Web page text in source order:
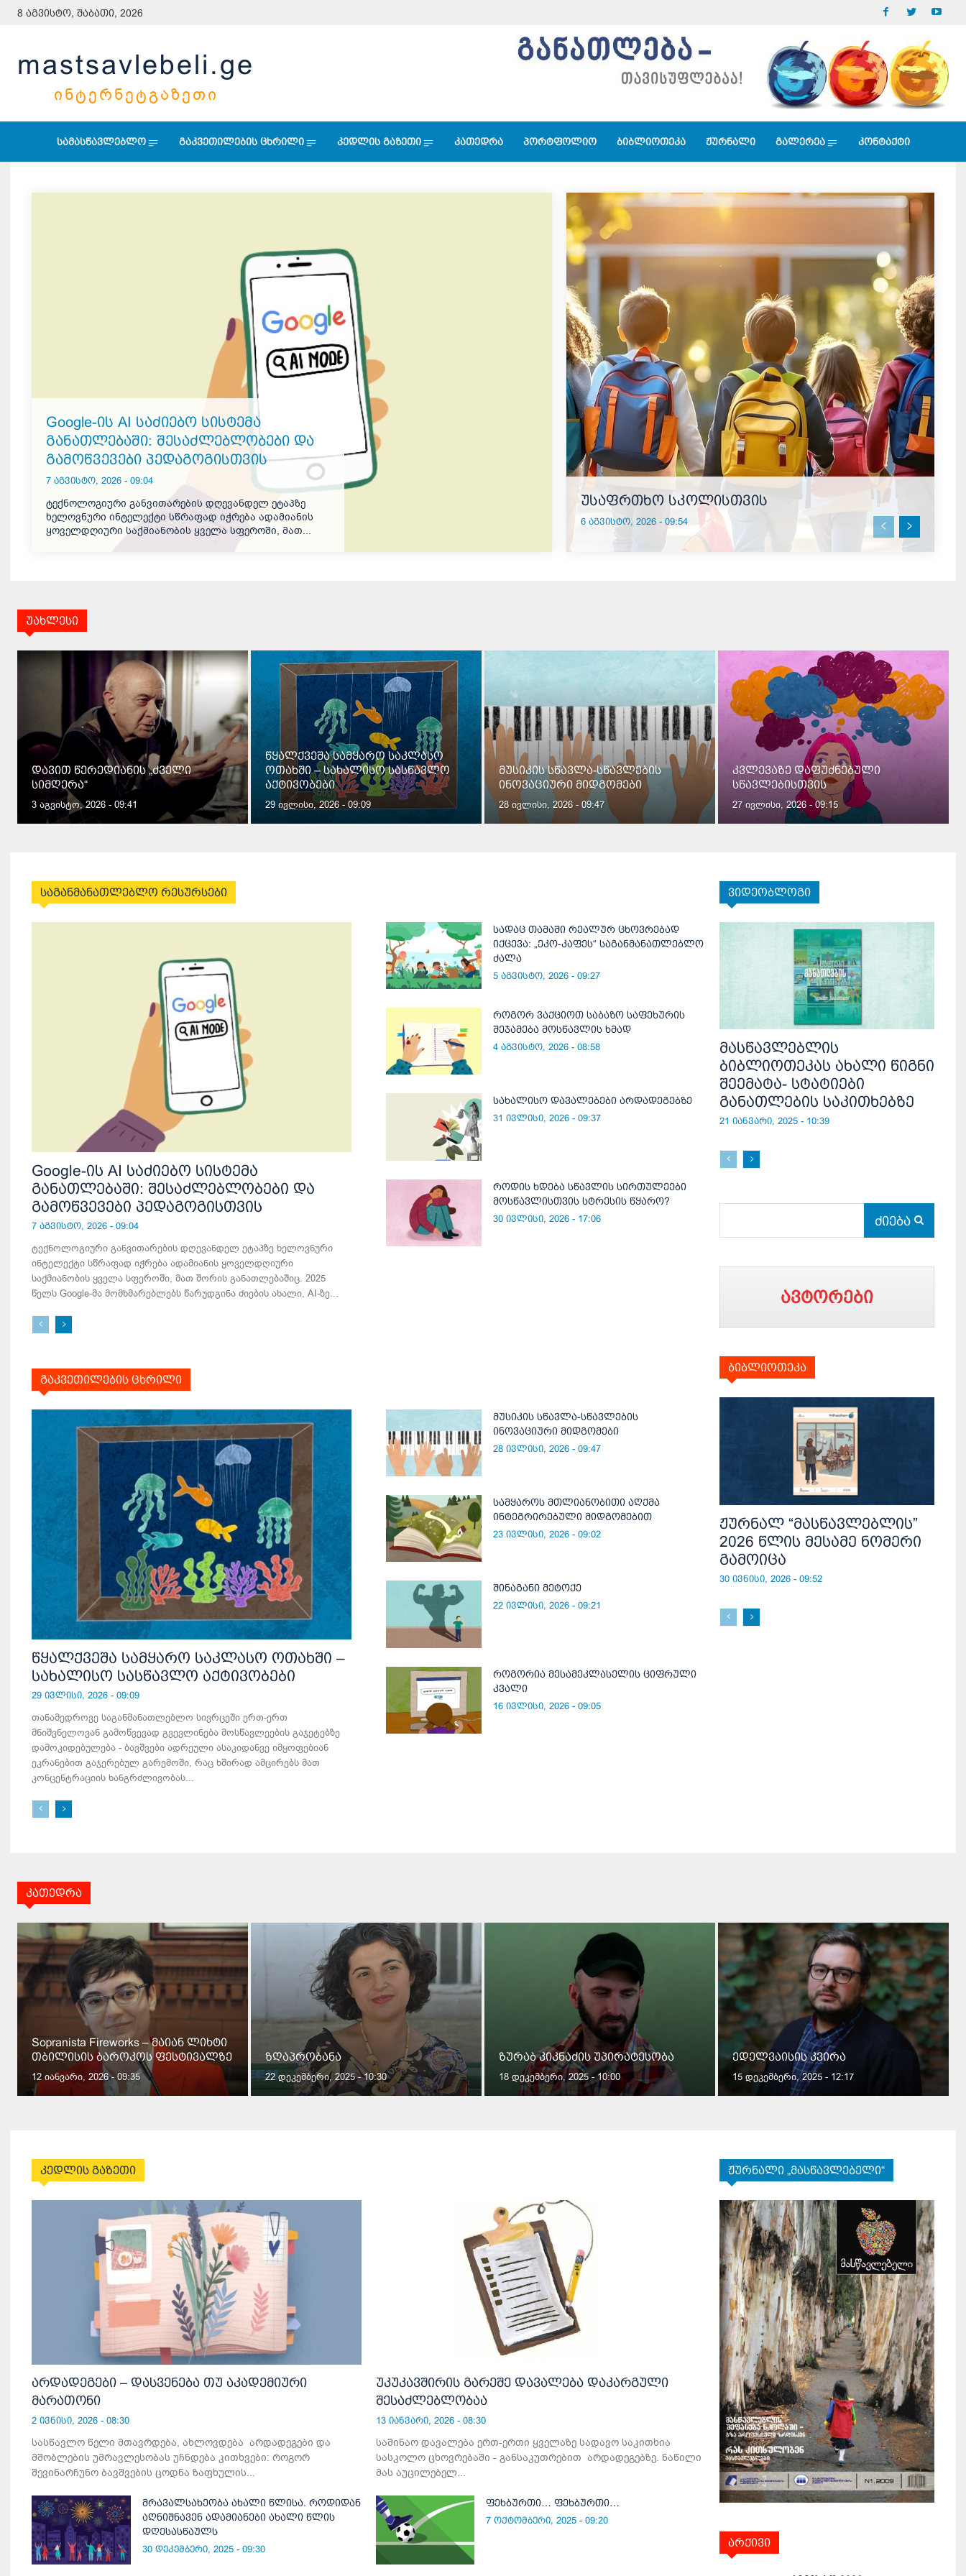
8 აგვისტო, შაბათი, 2026
mastsavlebeli.ge
ᲘᲜᲢᲔᲠᲜᲔᲢᲒᲐᲖᲔᲗᲘ
სამასწავლებლო გაკვეთილების ცხრილი კედლის გაზეთი კათედრა პორტფოლიო ბიბლიოთეკა ჟურნალი გალერეა კონტაქტი
Google-ის AI საძიებო სისტემა
განათლებაში: შესაძლებლობები და
გამოწვევები პედაგოგისთვის
7 აგვისტო, 2026 - 09:04
ტექნოლოგიური განვითარების დღევანდელ ეტაპზე
ხელოვნური ინტელექტი სწრაფად იჭრება ადამიანის
ყოველდღიური საქმიანობის ყველა სფეროში, მათ...
უსაფრთხო სკოლისთვის
6 აგვისტო, 2026 - 09:54
უახლესი
დავით წერედიანის „ძველი
სიმღერა“
3 აგვისტო, 2026 - 09:41
წყალქვეშა სამყარო საკლასო
ოთახში – სახალისო სასწავლო
აქტივობები
29 ივლისი, 2026 - 09:09
მუსიკის სწავლა-სწავლების
ინოვაციური მიდგომები
28 ივლისი, 2026 - 09:47
კვლევაზე დაფუძნებული
სწავლებისთვის
27 ივლისი, 2026 - 09:15
საგანმანათლებლო რესურსები
Google-ის AI საძიებო სისტემა
განათლებაში: შესაძლებლობები და
გამოწვევები პედაგოგისთვის
7 აგვისტო, 2026 - 09:04
ტექნოლოგიური განვითარების დღევანდელ ეტაპზე ხელოვნური
ინტელექტი სწრაფად იჭრება ადამიანის ყოველდღიური
საქმიანობის ყველა სფეროში, მათ შორის განათლებაშიც. 2025
წელს Google-მა მომხმარებლებს წარუდგინა ძიების ახალი, AI-ზე...
სადაც თამაში რეალურ ცხოვრებად
იქცევა: „ეკო-კაფეს“ საგანმანათლებლო
ძალა
5 აგვისტო, 2026 - 09:27
როგორ ვაქციოთ საბაზო საფეხურის
შეჯამება მოსწავლის ხმად
4 აგვისტო, 2026 - 08:58
სახალისო დავალებები არდადეგებზე
31 ივლისი, 2026 - 09:37
როდის ხდება სწავლის სირთულეები
მოსწავლისთვის სტრესის წყარო?
30 ივლისი, 2026 - 17:06
გაკვეთილების ცხრილი
წყალქვეშა სამყარო საკლასო ოთახში –
სახალისო სასწავლო აქტივობები
29 ივლისი, 2026 - 09:09
თანამედროვე საგანმანათლებლო სივრცეში ერთ-ერთ
მნიშვნელოვან გამოწვევად გვევლინება მოსწავლეების გაჯეტებზე
დამოკიდებულება - ბავშვები ადრეული ასაკიდანვე იმყოფებიან
ეკრანებით გაჯერებულ გარემოში, რაც ხშირად ამცირებს მათ
კონცენტრაციის ხანგრძლივობას...
მუსიკის სწავლა-სწავლების
ინოვაციური მიდგომები
28 ივლისი, 2026 - 09:47
სამყაროს მთლიანობითი აღქმა
ინტეგრირებული მიდგომებით
23 ივლისი, 2026 - 09:02
შინაგანი მეტოქე
22 ივლისი, 2026 - 09:21
როგორია მესამეკლასელის ციფრული
კვალი
16 ივლისი, 2026 - 09:05
ვიდეობლოგი
მასწავლებლის
ბიბლიოთეკას ახალი წიგნი
შეემატა- სტატიები
განათლების საკითხებზე
21 იანვარი, 2025 - 10:39
ძიება
ავტორები
ბიბლიოთეკა
ჟურნალ “მასწავლებლის”
2026 წლის მესამე ნომერი
გამოიცა
30 ივნისი, 2026 - 09:52
კათედრა
Sopranista Fireworks – მაიან ლიხტი
თბილისის ბაროკოს ფესტივალზე
12 იანვარი, 2026 - 09:35
ზღაპრობანა
22 დეკემბერი, 2025 - 10:30
ზურაბ კიკნაძის უპირატესობა
18 დეკემბერი, 2025 - 10:00
ედელვაისის კვირა
15 დეკემბერი, 2025 - 12:17
კედლის გაზეთი
არდადეგები – დასვენება თუ აკადემიური
მარათონი
2 ივნისი, 2026 - 08:30
სასწავლო წელი მთავრდება, ახლოვდება არდადეგები და
მშობლების უმრავლესობას უჩნდება კითხვები: როგორ
შევინარჩუნო ბავშვების ცოდნა ზაფხულის...
უკუკავშირის გარეშე დავალება დაკარგული
შესაძლებლობაა
13 იანვარი, 2026 - 08:30
საშინაო დავალება ერთ-ერთი ყველაზე სადავო საკითხია
სასკოლო ცხოვრებაში - განსაკუთრებით არდადეგებზე. ნაწილი
მას აუცილებელ...
მრავალსახეობა ახალი წლისა. როდიდან
აღნიშნავენ ადამიანები ახალი წლის
დღესასწაულს
30 დეკემბერი, 2025 - 09:30
ფეხბურთი… ფეხბურთი…
7 ოქტომბერი, 2025 - 09:20
ჟურნალი „მასწავლებელი“
არქივი